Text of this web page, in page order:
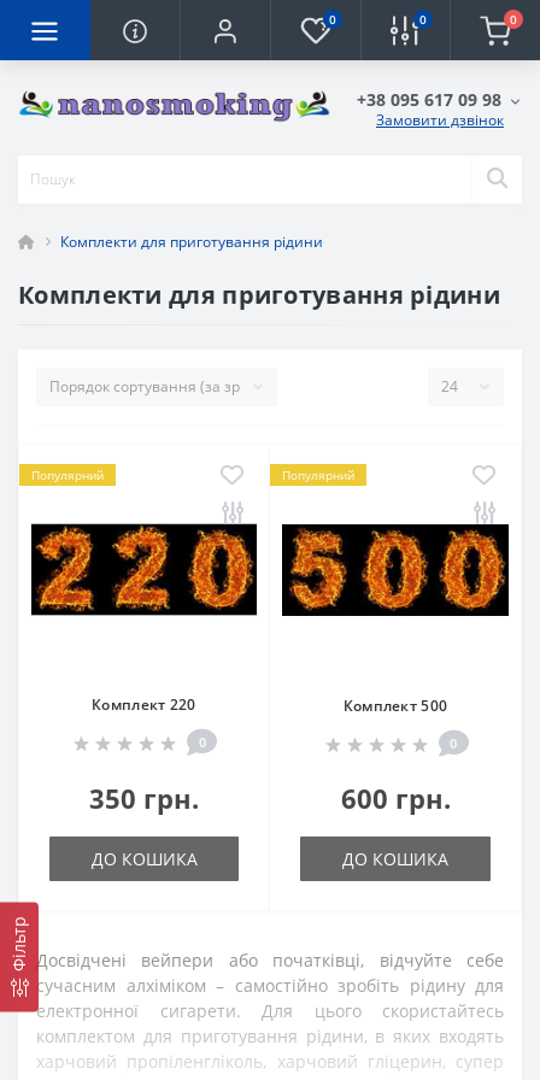
0 0 0
+38 095 617 09 98
Замовити дзвінок
Комплекти для приготування рідини
Комплекти для приготування рідини
Фільтр
Популярний
Комплект 220
0
350 грн.
ДО КОШИКА
Популярний
Комплект 500
0
600 грн.
ДО КОШИКА
Досвідчені вейпери або початківці, відчуйте себе
сучасним алхіміком – самостійно зробіть рідину для
електронної сигарети. Для цього скористайтесь
комплектом для приготування рідини, в яких входять
харчовий пропіленгліколь, харчовий гліцерин, супер